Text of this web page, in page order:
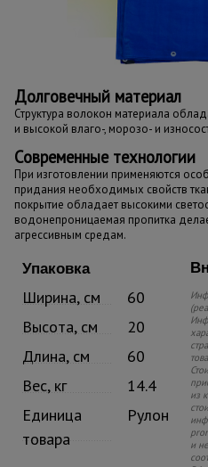
Долговечный материал
Структура волокон материала
и высокой влаго-, морозо- и
Современные технологии
При изготовлении применяются
придания необходимых свойств
покрытие обладает высокими
водонепроницаемая пропитка
агрессивным средам.
Упаковка
Ширина, см
60
Высота, см
20
Длина, см
60
Вес, кг
14.4
Единица
товара
Рулон
из
и